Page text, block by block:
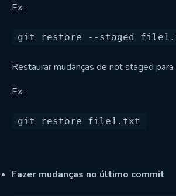
Ex.:
Restaurar mudanças de not staged para
Ex.:
Fazer mudanças no último commit